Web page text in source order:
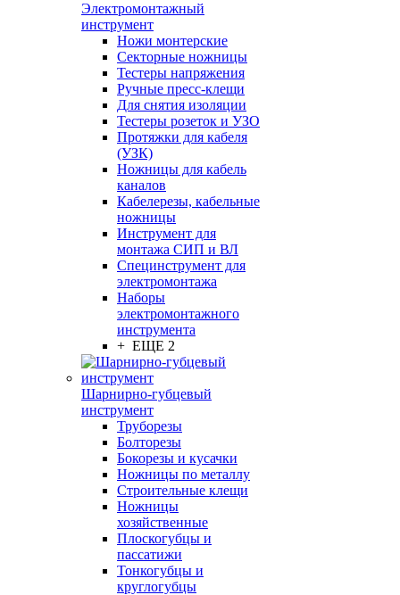
Электромонтажный
инструмент
Ножи монтерские
Секторные ножницы
Тестеры напряжения
Ручные пресс-клещи
Для снятия изоляции
Тестеры розеток и УЗО
Протяжки для кабеля
(УЗК)
Ножницы для кабель
каналов
Кабелерезы, кабельные
ножницы
Инструмент для
монтажа СИП и ВЛ
Специнструмент для
электромонтажа
Наборы
электромонтажного
инструмента
+ ЕЩЕ 2
Шарнирно-губцевый
инструмент
Труборезы
Болторезы
Бокорезы и кусачки
Ножницы по металлу
Строительные клещи
Ножницы
хозяйственные
Плоскогубцы и
пассатижи
Тонкогубцы и
круглогубцы